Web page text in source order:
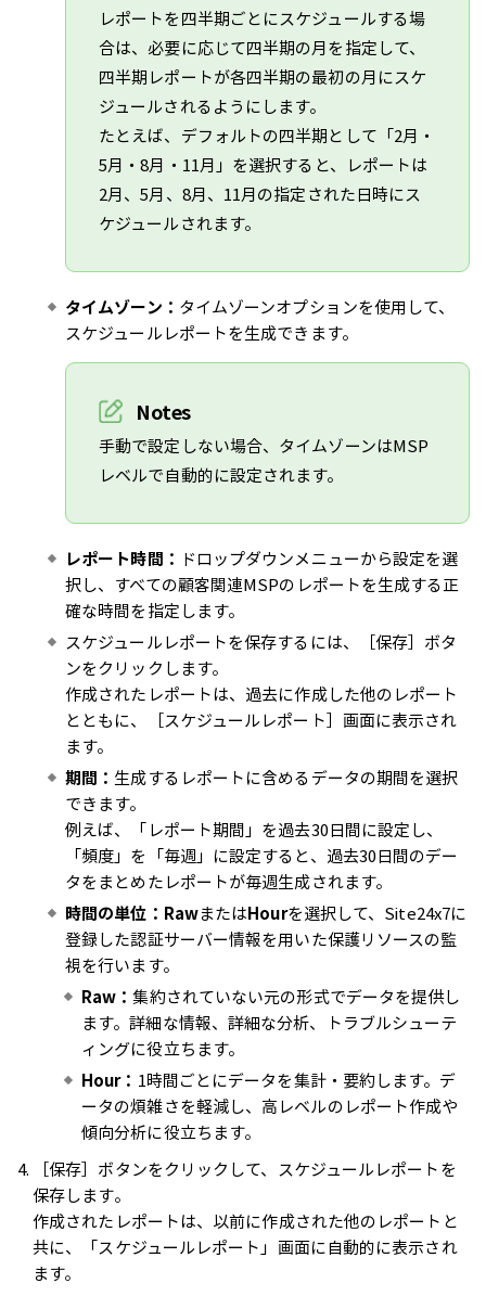
レポートを四半期ごとにスケジュールする場
合は、必要に応じて四半期の月を指定して、
四半期レポートが各四半期の最初の月にスケ
ジュールされるようにします。
たとえば、デフォルトの四半期として「2月・
5月・8月・11月」を選択すると、レポートは
2月、5月、8月、11月の指定された日時にス
ケジュールされます。
タイムゾーン： タイムゾーンオプションを使用して、
スケジュールレポートを生成できます。
Notes
手動で設定しない場合、タイムゾーンはMSP
レベルで自動的に設定されます。
レポート時間： ドロップダウンメニューから設定を選
択し、すべての顧客関連MSPのレポートを生成する正
確な時間を指定します。
スケジュールレポートを保存するには、［保存］ボタ
ンをクリックします。
作成されたレポートは、過去に作成した他のレポート
とともに、［スケジュールレポート］画面に表示され
ます。
期間： 生成するレポートに含めるデータの期間を選択
できます。
例えば、「レポート期間」を過去30日間に設定し、
「頻度」を「毎週」に設定すると、過去30日間のデー
タをまとめたレポートが毎週生成されます。
時間の単位： RawまたはHourを選択して、Site24x7に
登録した認証サーバー情報を用いた保護リソースの監
視を行います。
Raw：集約されていない元の形式でデータを提供し
ます。詳細な情報、詳細な分析、トラブルシューテ
ィングに役立ちます。
Hour： 1時間ごとにデータを集計・要約します。デ
ータの煩雑さを軽減し、高レベルのレポート作成や
傾向分析に役立ちます。
［保存］ボタンをクリックして、スケジュールレポートを
保存します。
作成されたレポートは、以前に作成された他のレポートと
共に、「スケジュールレポート」画面に自動的に表示され
ます。